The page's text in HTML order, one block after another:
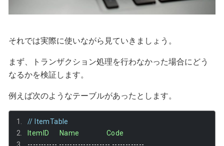
それでは実際に使いながら見ていきましょう。
まず、トランザクション処理を行わなかった場合にどう
なるかを検証します。
例えば次のようなテーブルがあったとします。
// ItemTable
ItemID
Name
Code
----------- ------------------- ------------